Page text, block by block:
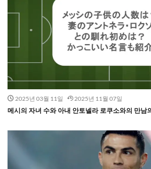
2025년 03월 11일 2025년 11월 07일
메시의 자녀 수와 아내 안토넬라 로쿠소와의 만남